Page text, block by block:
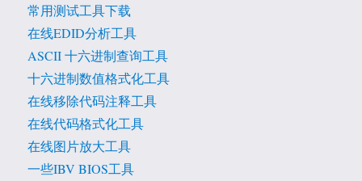
常用测试工具下载
在线EDID分析工具
ASCII 十六进制查询工具
十六进制数值格式化工具
在线移除代码注释工具
在线代码格式化工具
在线图片放大工具
一些IBV BIOS工具